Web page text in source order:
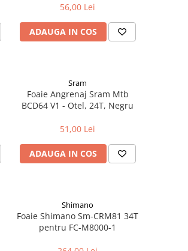
56,00 Lei
ADAUGA IN COS
Sram
Foaie Angrenaj Sram Mtb
BCD64 V1 - Otel, 24T, Negru
51,00 Lei
ADAUGA IN COS
Shimano
Foaie Shimano Sm-CRM81 34T
pentru FC-M8000-1